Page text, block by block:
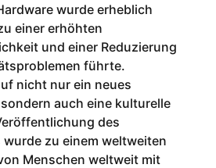
wurde erheblich
einer erhöhten
und einer Reduzierung
führte.
nicht nur ein neues
auch eine kulturelle
des
zu einem weltweiten
Menschen weltweit mit